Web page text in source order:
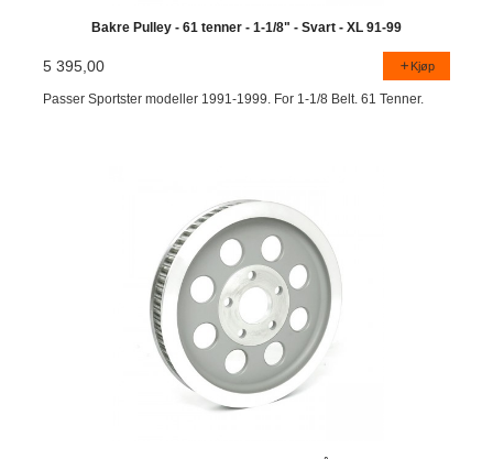
Bakre Pulley - 61 tenner - 1-1/8" - Svart - XL 91-99
5 395,00 Kjøp
Passer Sportster modeller 1991-1999. For 1-1/8 Belt. 61 Tenner.